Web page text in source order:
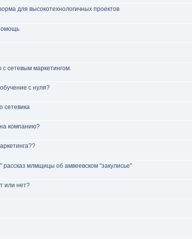
для высокотехнологичных проектов
сетевым маркетингом.
с нуля?
сетевика
компанию?
рассказ млмщицы об амвеевском "закулисье"
или нет?